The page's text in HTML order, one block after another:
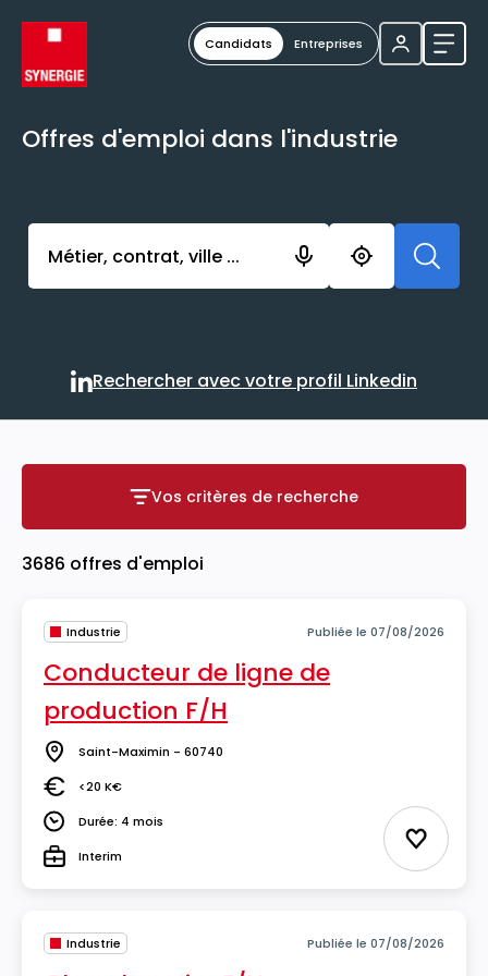
Candidats Entreprises
Offres d'emploi dans l'industrie
Activer l’élément pour lancer l’enregistrement.
Rechercher avec votre
Rechercher avec votre profil Linkedin
Vos critères de recherche
Vos critères de recherche
3686 offres d'emploi
Industrie Publiée le 07/08/2026
Conducteur de ligne de
production F/H
Lieu Saint-Maximin - 60740
Salaire<20 K€
DuréeDurée: 4 mois
TypeInterim Ajouter
Industrie Publiée le 07/08/2026